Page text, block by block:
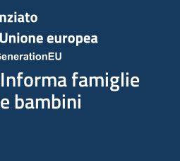
Informa famiglie
e bambini